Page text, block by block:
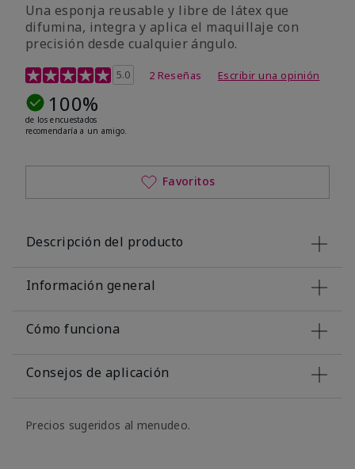
Una esponja reusable y libre de látex que
difumina, integra y aplica el maquillaje con
precisión desde cualquier ángulo.
Calificación de clientes de 5 de 5
5.0 2 Reseñas Escribir una opinión
100%
de los encuestados
recomendaría a un amigo.
Favoritos
Descripción del producto
Información general
Cómo funciona
Consejos de aplicación
Precios sugeridos al menudeo.